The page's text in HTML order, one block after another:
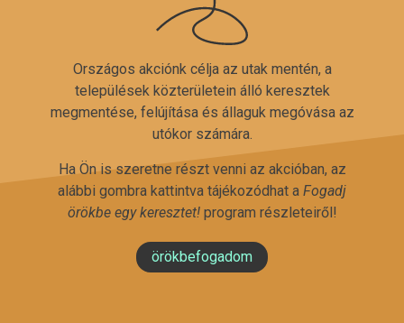
Országos akciónk célja az utak mentén, a
települések közterületein álló keresztek
megmentése, felújítása és állaguk megóvása az
utókor számára.
Ha Ön is szeretne részt venni az akcióban, az
alábbi gombra kattintva tájékozódhat a Fogadj
örökbe egy keresztet!program részleteiről!
örökbefogadom